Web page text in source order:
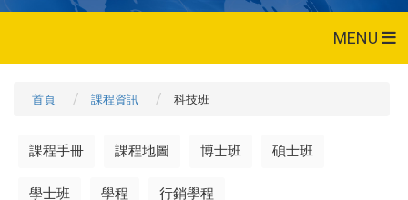
MENU
首頁 課程資訊 科技班
課程手冊 課程地圖 博士班 碩士班
學士班 學程 行銷學程